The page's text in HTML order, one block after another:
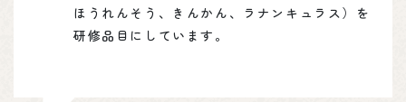
ほうれんそう、きんかん、ラナンキュラス）を
研修品目にしています。